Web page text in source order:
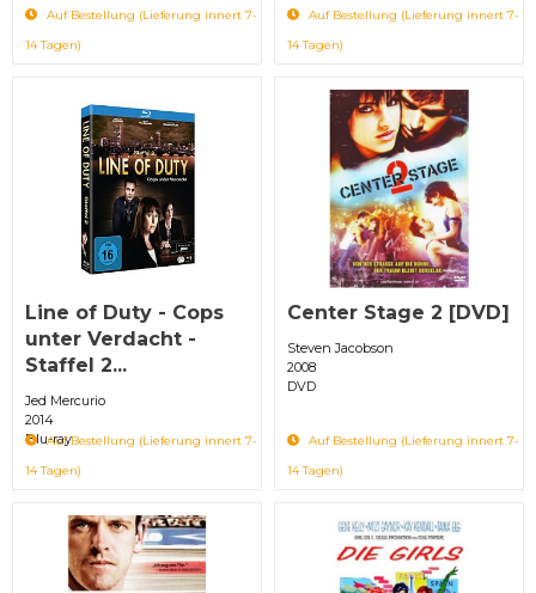
Auf Bestellung (Lieferung innert 7-
14 Tagen)
Auf Bestellung (Lieferung innert 7-
14 Tagen)
Line of Duty - Cops
unter Verdacht -
Staffel 2...
Jed Mercurio
2014
Blu-ray
Auf Bestellung (Lieferung innert 7-
14 Tagen)
Center Stage 2 [DVD]
Steven Jacobson
2008
DVD
Auf Bestellung (Lieferung innert 7-
14 Tagen)